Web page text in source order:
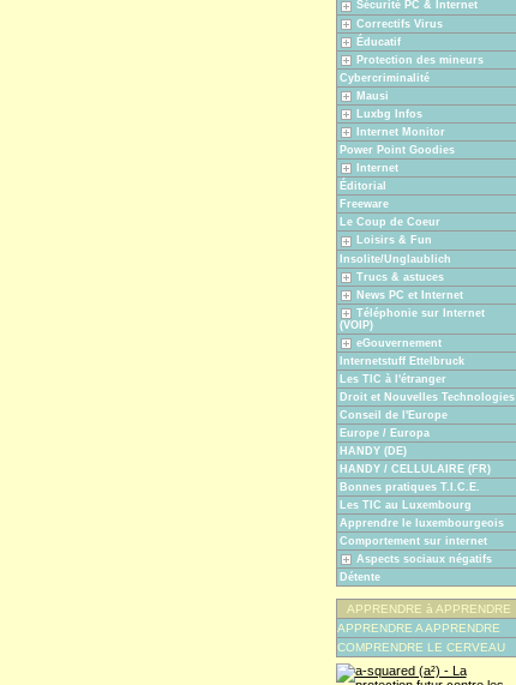
Sécurité PC & Internet
Correctifs Virus
Éducatif
Protection des mineurs
Cybercriminalité
Mausi
Luxbg Infos
Internet Monitor
Power Point Goodies
Internet
Éditorial
Freeware
Le Coup de Coeur
Loisirs & Fun
Insolite/Unglaublich
Trucs & astuces
News PC et Internet
Téléphonie sur Internet
(VOIP)
eGouvernement
Internetstuff Ettelbruck
Les TIC à l'étranger
Droit et Nouvelles Technologies
Conseil de l'Europe
Europe / Europa
HANDY (DE)
HANDY / CELLULAIRE (FR)
Bonnes pratiques T.I.C.E.
Les TIC au Luxembourg
Apprendre le luxembourgeois
Comportement sur internet
Aspects sociaux négatifs
Détente
APPRENDRE à APPRENDRE
APPRENDRE A APPRENDRE
COMPRENDRE LE CERVEAU